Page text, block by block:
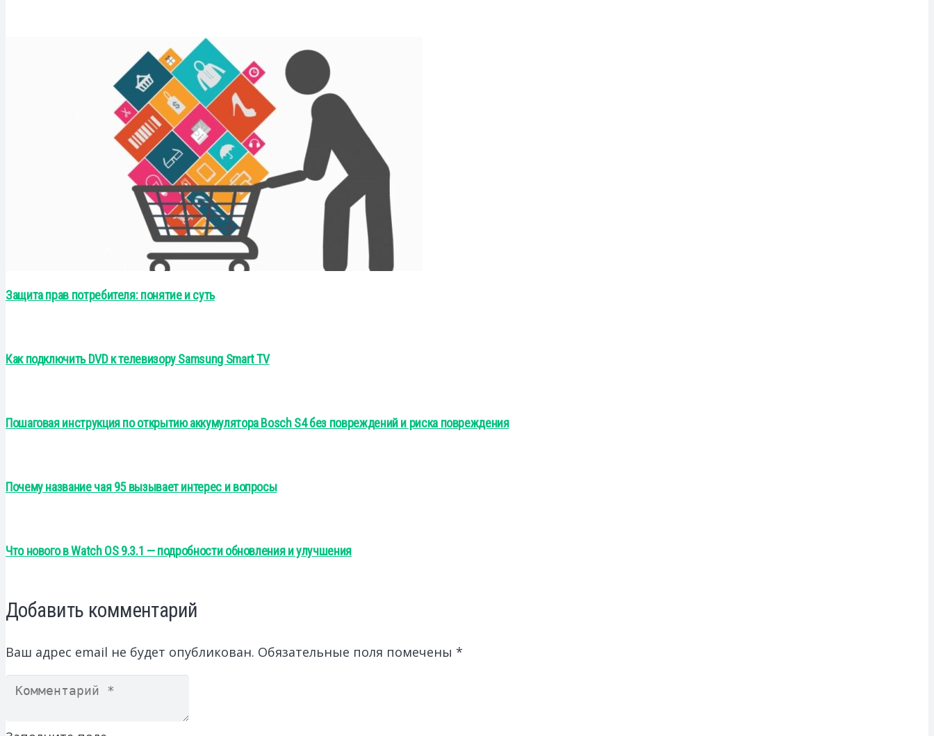
Защита прав потребителя: понятие и суть
Как подключить DVD к телевизору Samsung Smart TV
Пошаговая инструкция по открытию аккумулятора Bosch S4 без повреждений и риска повреждения
Почему название чая 95 вызывает интерес и вопросы
Что нового в Watch OS 9.3.1 — подробности обновления и улучшения
Добавить комментарий
Ваш адрес email не будет опубликован. Обязательные поля помечены *